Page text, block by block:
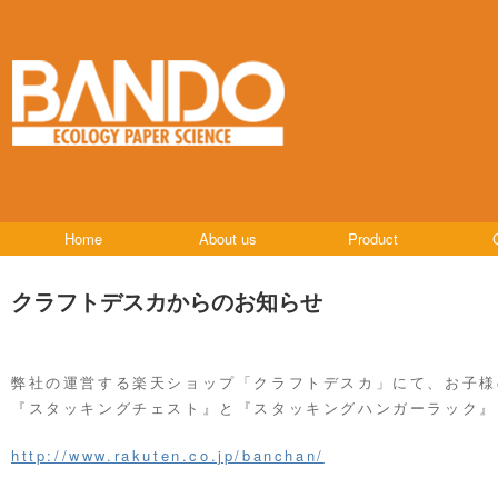
Home About us Product
クラフトデスカからのお知らせ
弊社の運営する楽天ショップ「クラフトデスカ」にて、お子
『スタッキングチェスト』と『スタッキングハンガーラック
http://www.rakuten.co.jp/banchan/